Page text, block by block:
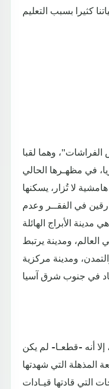
وهما لقبا
في مظهـرها الحالي
هامشية لا تُزار، يسكنها
في الفقــر وعدم
الأبراج الهائلة
ومدينة يرتبط
ومدينة مركزية
أنه -قطعـا- لم يكن
المذهلة التي شهدتها
التي قادتها قيـادات